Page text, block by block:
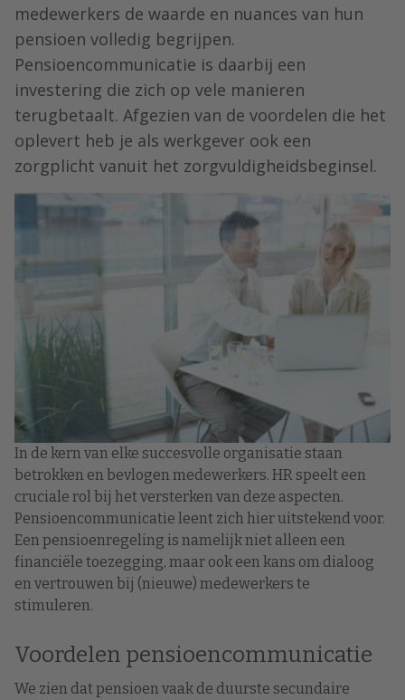
medewerkers de waarde en nuances van hun
pensioen volledig begrijpen.
Pensioencommunicatie is daarbij een
investering die zich op vele manieren
terugbetaalt. Afgezien van de voordelen die het
oplevert heb je als werkgever ook een
zorgplicht vanuit het zorgvuldigheidsbeginsel.
In de kern van elke succesvolle organisatie staan
betrokken en bevlogen medewerkers. HR speelt een
cruciale rol bij het versterken van deze aspecten.
Pensioencommunicatie leent zich hier uitstekend voor.
Een pensioenregeling is namelijk niet alleen een
financiële toezegging, maar ook een kans om dialoog
en vertrouwen bij (nieuwe) medewerkers te
stimuleren.
Voordelen pensioencommunicatie
We zien dat pensioen vaak de duurste secundaire